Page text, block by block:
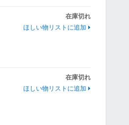
在庫切れ
ほしい物リストに追加
在庫切れ
ほしい物リストに追加